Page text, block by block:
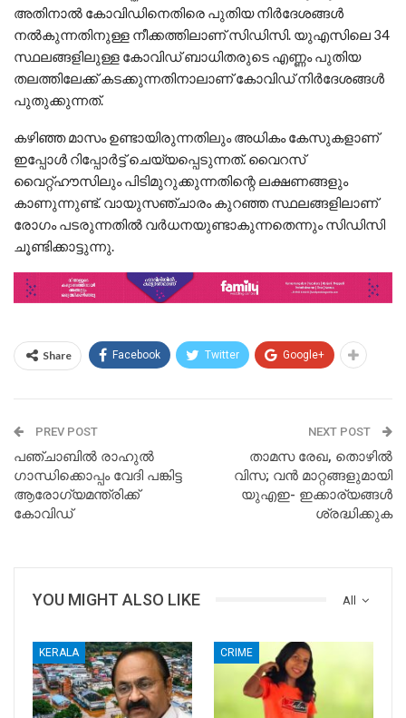
അതിനാല്‍ കോവിഡിനെതിരെ പുതിയ നിര്‍ദേശങ്ങള്‍
നല്‍കുന്നതിനുള്ള നീക്കത്തിലാണ് സിഡിസി. യുഎസിലെ 34
സ്ഥലങ്ങളിലുള്ള കോവിഡ് ബാധിതരുടെ എണ്ണം പുതിയ
തലത്തിലേക്ക് കടക്കുന്നതിനാലാണ് കോവിഡ് നിര്‍ദേശങ്ങള്‍
പുതുക്കുന്നത്.
കഴിഞ്ഞ മാസം ഉണ്ടായിരുന്നതിലും അധികം കേസുകളാണ്
ഇപ്പോള്‍ റിപ്പോര്‍ട്ട് ചെയ്യപ്പെടുന്നത്. വൈറസ്
വൈറ്റ്ഹൗസിലും പിടിമുറുക്കുന്നതിന്റെ ലക്ഷണങ്ങളും
കാണുന്നുണ്ട്. വായുസഞ്ചാരം കുറഞ്ഞ സ്ഥലങ്ങളിലാണ്
രോഗം പടരുന്നതില്‍ വര്‍ധനയുണ്ടാകുന്നതെന്നും സിഡിസി
ചൂണ്ടിക്കാട്ടുന്നു.
Share Facebook Twitter Google+
PREV POST
പഞ്ചാബില്‍ രാഹുല്‍
ഗാന്ധിക്കൊപ്പം വേദി പങ്കിട്ട
ആരോഗ്യമന്ത്രിക്ക്
കോവിഡ്
NEXT POST
താമസ രേഖ, തൊഴില്‍
വിസ; വന്‍ മാറ്റങ്ങളുമായി
യുഎഇ- ഇക്കാര്യങ്ങള്‍
ശ്രദ്ധിക്കുക
All
YOU MIGHT ALSO LIKE
KERALA CRIME